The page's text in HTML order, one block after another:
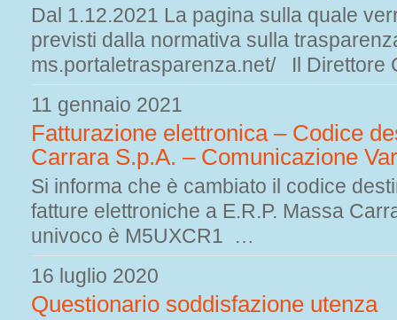
Dal 1.12.2021 La pagina sulla quale
previsti dalla normativa sulla
ms.portaletrasparenza.net/ Il
11 gennaio 2021
Fatturazione elettronica – Codice
Carrara S.p.A. – Comunicazione
Si informa che è cambiato il codice
fatture elettroniche a E.R.P. Massa
univoco è M5UXCR1 …
16 luglio 2020
Questionario soddisfazione utenza